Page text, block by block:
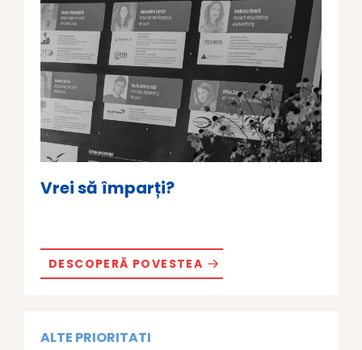
Vrei să împarți?
DESCOPERĂ POVESTEA
ALTE PRIORITATI